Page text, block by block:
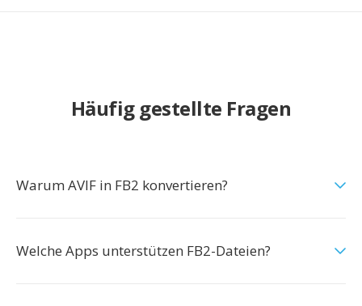
Häufig gestellte Fragen
Warum AVIF in FB2 konvertieren?
Welche Apps unterstützen FB2-Dateien?